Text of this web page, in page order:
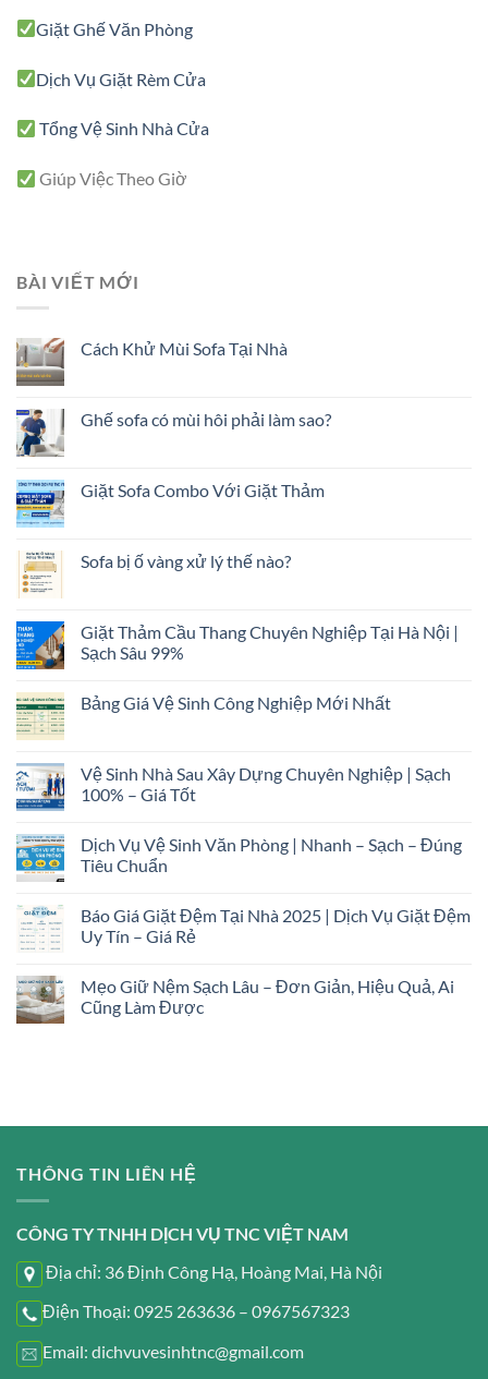
Giặt Ghế Văn Phòng
Dịch Vụ Giặt Rèm Cửa
Tổng Vệ Sinh Nhà Cửa
Giúp Việc Theo Giờ
BÀI VIẾT MỚI
Cách Khử Mùi Sofa Tại Nhà
Ghế sofa có mùi hôi phải làm sao?
Giặt Sofa Combo Với Giặt Thảm
Sofa bị ố vàng xử lý thế nào?
Giặt Thảm Cầu Thang Chuyên Nghiệp Tại Hà Nội |
Sạch Sâu 99%
Bảng Giá Vệ Sinh Công Nghiệp Mới Nhất
Vệ Sinh Nhà Sau Xây Dựng Chuyên Nghiệp | Sạch
100% – Giá Tốt
Dịch Vụ Vệ Sinh Văn Phòng | Nhanh – Sạch – Đúng
Tiêu Chuẩn
Báo Giá Giặt Đệm Tại Nhà 2025 | Dịch Vụ Giặt Đệm
Uy Tín – Giá Rẻ
Mẹo Giữ Nệm Sạch Lâu – Đơn Giản, Hiệu Quả, Ai
Cũng Làm Được
THÔNG TIN LIÊN HỆ
CÔNG TY TNHH DỊCH VỤ TNC VIỆT NAM
Địa chỉ: 36 Định Công Hạ, Hoàng Mai, Hà Nội
Điện Thoại: 0925 263636 – 0967567323
Email: dichvuvesinhtnc@gmail.com